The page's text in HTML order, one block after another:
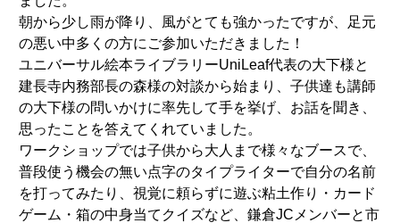
朝から少し雨が降り、風がとても強かったですが、足元
の悪い中多くの方にご参加いただきました！
ユニバーサル絵本ライブラリーUniLeaf代表の大下様と
建長寺内務部長の森様の対談から始まり、子供達も講師
の大下様の問いかけに率先して手を挙げ、お話を聞き、
思ったことを答えてくれていました。
ワークショップでは子供から大人まで様々なブースで、
普段使う機会の無い点字のタイプライターで自分の名前
を打ってみたり、視覚に頼らずに遊ぶ粘土作り・カード
ゲーム・箱の中身当てクイズなど、鎌倉JCメンバーと市